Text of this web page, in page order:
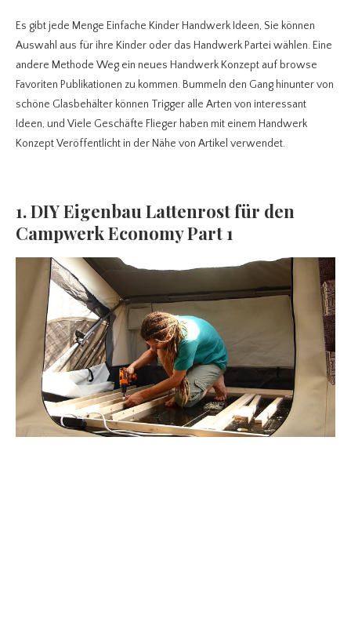
Es gibt jede Menge Einfache Kinder Handwerk Ideen, Sie können
Auswahl aus für ihre Kinder oder das Handwerk Partei wählen. Eine
andere Methode Weg ein neues Handwerk Konzept auf browse
Favoriten Publikationen zu kommen. Bummeln den Gang hinunter von
schöne Glasbehälter können Trigger alle Arten von interessant
Ideen, und Viele Geschäfte Flieger haben mit einem Handwerk
Konzept Veröffentlicht in der Nähe von Artikel verwendet.
1. DIY Eigenbau Lattenrost für den
Campwerk Economy Part 1